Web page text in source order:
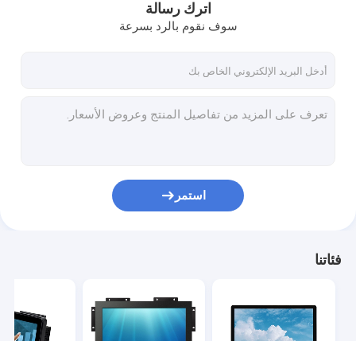
اترك رسالة
سوف نقوم بالرد بسرعة
استمر
فئاتنا